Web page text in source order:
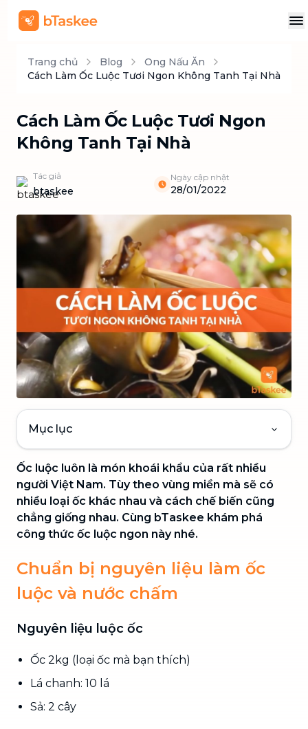
Trang chủ Blog
Ong Nấu Ăn
Cách Làm Ốc Luộc Tươi Ngon Không Tanh Tại Nhà
Cách Làm Ốc Luộc Tươi Ngon
Không Tanh Tại Nhà
Tác giả
btaskee
Ngày cập nhật
28/01/2022
Mục lục
Ốc luộc luôn là món khoái khẩu của rất nhiều
người Việt Nam. Tùy theo vùng miền mà sẽ có
nhiều loại ốc khác nhau và cách chế biến cũng
chẳng giống nhau. Cùng bTaskee khám phá
công thức ốc luộc ngon này nhé.
Chuẩn bị nguyên liệu làm ốc
luộc và nước chấm
Nguyên liệu luộc ốc
Ốc 2kg (loại ốc mà bạn thích)
Lá chanh: 10 lá
Sả: 2 cây